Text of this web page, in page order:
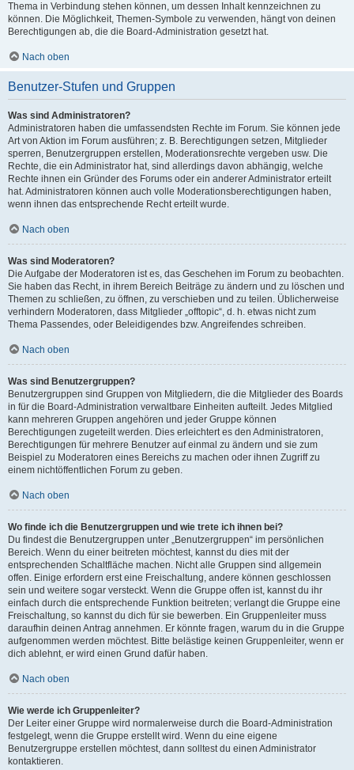
Thema in Verbindung stehen können, um dessen Inhalt kennzeichnen zu
können. Die Möglichkeit, Themen-Symbole zu verwenden, hängt von deinen
Berechtigungen ab, die die Board-Administration gesetzt hat.
Nach oben
Benutzer-Stufen und Gruppen
Was sind Administratoren?
Administratoren haben die umfassendsten Rechte im Forum. Sie können jede
Art von Aktion im Forum ausführen; z. B. Berechtigungen setzen, Mitglieder
sperren, Benutzergruppen erstellen, Moderationsrechte vergeben usw. Die
Rechte, die ein Administrator hat, sind allerdings davon abhängig, welche
Rechte ihnen ein Gründer des Forums oder ein anderer Administrator erteilt
hat. Administratoren können auch volle Moderationsberechtigungen haben,
wenn ihnen das entsprechende Recht erteilt wurde.
Nach oben
Was sind Moderatoren?
Die Aufgabe der Moderatoren ist es, das Geschehen im Forum zu beobachten.
Sie haben das Recht, in ihrem Bereich Beiträge zu ändern und zu löschen und
Themen zu schließen, zu öffnen, zu verschieben und zu teilen. Üblicherweise
verhindern Moderatoren, dass Mitglieder „offtopic“, d. h. etwas nicht zum
Thema Passendes, oder Beleidigendes bzw. Angreifendes schreiben.
Nach oben
Was sind Benutzergruppen?
Benutzergruppen sind Gruppen von Mitgliedern, die die Mitglieder des Boards
in für die Board-Administration verwaltbare Einheiten aufteilt. Jedes Mitglied
kann mehreren Gruppen angehören und jeder Gruppe können
Berechtigungen zugeteilt werden. Dies erleichtert es den Administratoren,
Berechtigungen für mehrere Benutzer auf einmal zu ändern und sie zum
Beispiel zu Moderatoren eines Bereichs zu machen oder ihnen Zugriff zu
einem nichtöffentlichen Forum zu geben.
Nach oben
Wo finde ich die Benutzergruppen und wie trete ich ihnen bei?
Du findest die Benutzergruppen unter „Benutzergruppen“ im persönlichen
Bereich. Wenn du einer beitreten möchtest, kannst du dies mit der
entsprechenden Schaltfläche machen. Nicht alle Gruppen sind allgemein
offen. Einige erfordern erst eine Freischaltung, andere können geschlossen
sein und weitere sogar versteckt. Wenn die Gruppe offen ist, kannst du ihr
einfach durch die entsprechende Funktion beitreten; verlangt die Gruppe eine
Freischaltung, so kannst du dich für sie bewerben. Ein Gruppenleiter muss
daraufhin deinen Antrag annehmen. Er könnte fragen, warum du in die Gruppe
aufgenommen werden möchtest. Bitte belästige keinen Gruppenleiter, wenn er
dich ablehnt, er wird einen Grund dafür haben.
Nach oben
Wie werde ich Gruppenleiter?
Der Leiter einer Gruppe wird normalerweise durch die Board-Administration
festgelegt, wenn die Gruppe erstellt wird. Wenn du eine eigene
Benutzergruppe erstellen möchtest, dann solltest du einen Administrator
kontaktieren.